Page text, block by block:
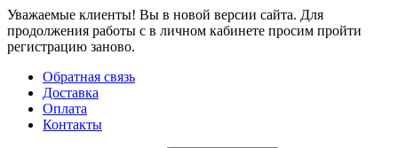
Уважаемые клиенты! Вы в новой версии сайта. Для
продолжения работы с в личном кабинете просим пройти
регистрацию заново.
Обратная связь
Доставка
Оплата
Контакты